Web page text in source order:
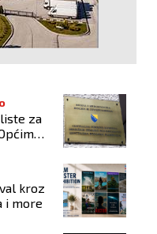
za
kroz
i more